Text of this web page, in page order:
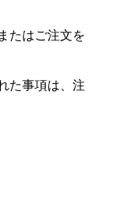
たはご注文を
た事項は、注